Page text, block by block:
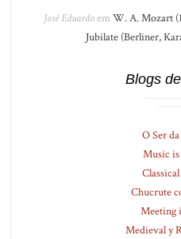
José Eduardoem W. A. Mozart
Jubilate (Berliner,
Blogs
O Ser
Music
Chucrute
Meeting
Medieval y